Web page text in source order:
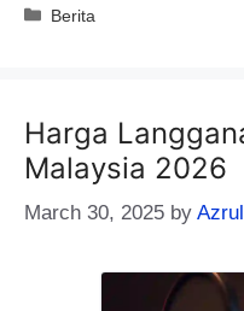
Categories
Berita
Harga
Malaysia 2026
March 30, 2025 by